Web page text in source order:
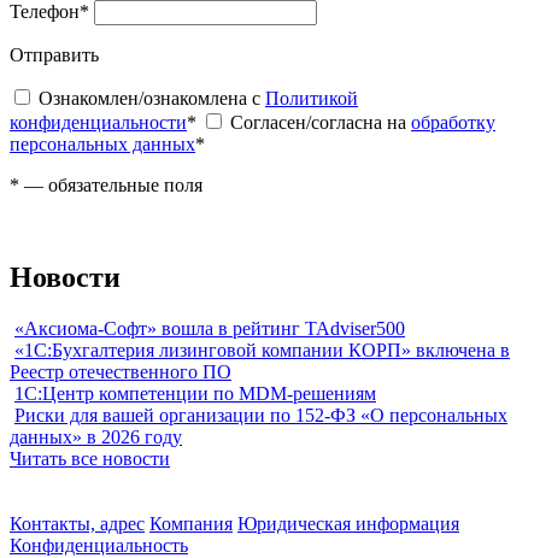
Телефон*
Отправить
Ознакомлен/ознакомлена с Политикой
конфиденциальности* Согласен/согласна на обработку
персональных данных*
* — обязательные поля
Новости
«Аксиома-Софт» вошла в рейтинг TAdviser500
«1С:Бухгалтерия лизинговой компании КОРП» включена в
Реестр отечественного ПО
1С:Центр компетенции по MDM-решениям
Риски для вашей организации по 152-ФЗ «О персональных
данных» в 2026 году
Читать все новости
Контакты, адрес Компания Юридическая информация
Конфиденциальность